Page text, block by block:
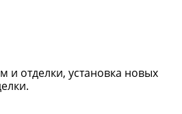
и отделки, установка новых